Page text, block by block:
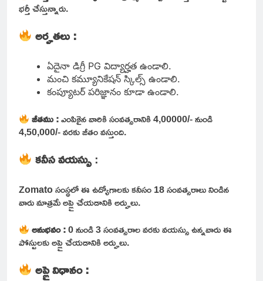
భర్తీ చేస్తున్నారు.
అర్హతలు :
ఏదైనా డిగ్రీ PG విద్యార్హత ఉండాలి.
మంచి కమ్యూనికేషన్ స్కిల్స్ ఉండాలి.
కంప్యూటర్ పరిజ్ఞానం కూడా ఉండాలి.
జీతము :ఎంపికైన వారికి సంవత్సరానికి 4,00000/- నుండి
4,50,000/- వరకు జీతం వస్తుంది.
కనీస వయస్సు:
Zomato సంస్థలో ఈ ఉద్యోగాలకు కనీసం 18 సంవత్సరాలు నిండిన
వారు మాత్రమే అప్లై చేయడానికి అర్హులు.
అనుభవం :0 నుండి 3 సంవత్సరాల వరకు వయస్సు ఉన్నవారు ఈ
పోస్టులకు అప్లై చేయడానికి అర్హులు.
అప్లై విధానం :